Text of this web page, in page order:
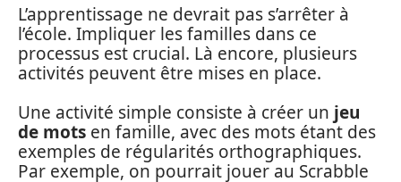
L’apprentissage ne devrait pas s’arrêter à
l’école. Impliquer les familles dans ce
processus est crucial. Là encore, plusieurs
activités peuvent être mises en place.
Une activité simple consiste à créer un jeu
de mots en famille, avec des mots étant des
exemples de régularités orthographiques.
Par exemple, on pourrait jouer au Scrabble